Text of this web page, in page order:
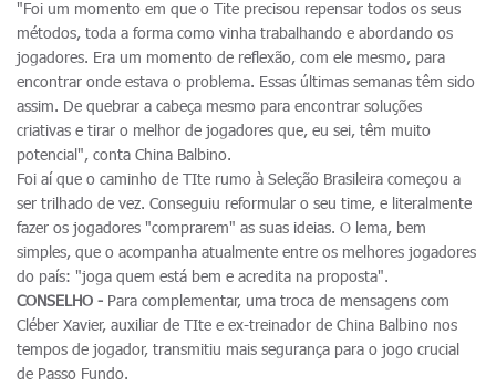
"Foi um momento em que o Tite precisou repensar todos os seus
métodos, toda a forma como vinha trabalhando e abordando os
jogadores. Era um momento de reflexão, com ele mesmo, para
encontrar onde estava o problema. Essas últimas semanas têm sido
assim. De quebrar a cabeça mesmo para encontrar soluções
criativas e tirar o melhor de jogadores que, eu sei, têm muito
potencial", conta China Balbino.
Foi aí que o caminho de TIte rumo à Seleção Brasileira começou a
ser trilhado de vez. Conseguiu reformular o seu time, e literalmente
fazer os jogadores "comprarem" as suas ideias. O lema, bem
simples, que o acompanha atualmente entre os melhores jogadores
do país: "joga quem está bem e acredita na proposta".
CONSELHO - Para complementar, uma troca de mensagens com
Cléber Xavier, auxiliar de TIte e ex-treinador de China Balbino nos
tempos de jogador, transmitiu mais segurança para o jogo crucial
de Passo Fundo.